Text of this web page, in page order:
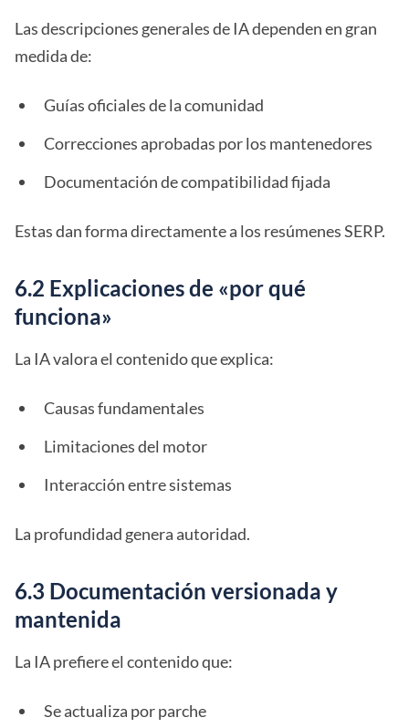
Las descripciones generales de IA dependen en gran
medida de:
Guías oficiales de la comunidad
Correcciones aprobadas por los mantenedores
Documentación de compatibilidad fijada
Estas dan forma directamente a los resúmenes SERP.
6.2 Explicaciones de «por qué
funciona»
La IA valora el contenido que explica:
Causas fundamentales
Limitaciones del motor
Interacción entre sistemas
La profundidad genera autoridad.
6.3 Documentación versionada y
mantenida
La IA prefiere el contenido que:
Se actualiza por parche